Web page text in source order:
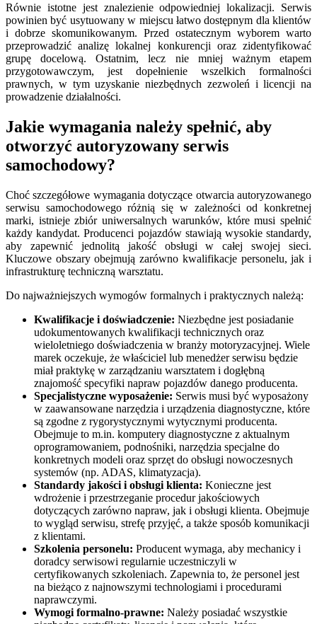
Równie istotne jest znalezienie odpowiedniej lokalizacji. Serwis
powinien być usytuowany w miejscu łatwo dostępnym dla klientów
i dobrze skomunikowanym. Przed ostatecznym wyborem warto
przeprowadzić analizę lokalnej konkurencji oraz zidentyfikować
grupę docelową. Ostatnim, lecz nie mniej ważnym etapem
przygotowawczym, jest dopełnienie wszelkich formalności
prawnych, w tym uzyskanie niezbędnych zezwoleń i licencji na
prowadzenie działalności.
Jakie wymagania należy spełnić, aby
otworzyć autoryzowany serwis
samochodowy?
Choć szczegółowe wymagania dotyczące otwarcia autoryzowanego
serwisu samochodowego różnią się w zależności od konkretnej
marki, istnieje zbiór uniwersalnych warunków, które musi spełnić
każdy kandydat. Producenci pojazdów stawiają wysokie standardy,
aby zapewnić jednolitą jakość obsługi w całej swojej sieci.
Kluczowe obszary obejmują zarówno kwalifikacje personelu, jak i
infrastrukturę techniczną warsztatu.
Do najważniejszych wymogów formalnych i praktycznych należą:
Kwalifikacje i doświadczenie: Niezbędne jest posiadanie
udokumentowanych kwalifikacji technicznych oraz
wieloletniego doświadczenia w branży motoryzacyjnej. Wiele
marek oczekuje, że właściciel lub menedżer serwisu będzie
miał praktykę w zarządzaniu warsztatem i dogłębną
znajomość specyfiki napraw pojazdów danego producenta.
Specjalistyczne wyposażenie: Serwis musi być wyposażony
w zaawansowane narzędzia i urządzenia diagnostyczne, które
są zgodne z rygorystycznymi wytycznymi producenta.
Obejmuje to m.in. komputery diagnostyczne z aktualnym
oprogramowaniem, podnośniki, narzędzia specjalne do
konkretnych modeli oraz sprzęt do obsługi nowoczesnych
systemów (np. ADAS, klimatyzacja).
Standardy jakości i obsługi klienta: Konieczne jest
wdrożenie i przestrzeganie procedur jakościowych
dotyczących zarówno napraw, jak i obsługi klienta. Obejmuje
to wygląd serwisu, strefę przyjęć, a także sposób komunikacji
z klientami.
Szkolenia personelu: Producent wymaga, aby mechanicy i
doradcy serwisowi regularnie uczestniczyli w
certyfikowanych szkoleniach. Zapewnia to, że personel jest
na bieżąco z najnowszymi technologiami i procedurami
naprawczymi.
Wymogi formalno-prawne: Należy posiadać wszystkie